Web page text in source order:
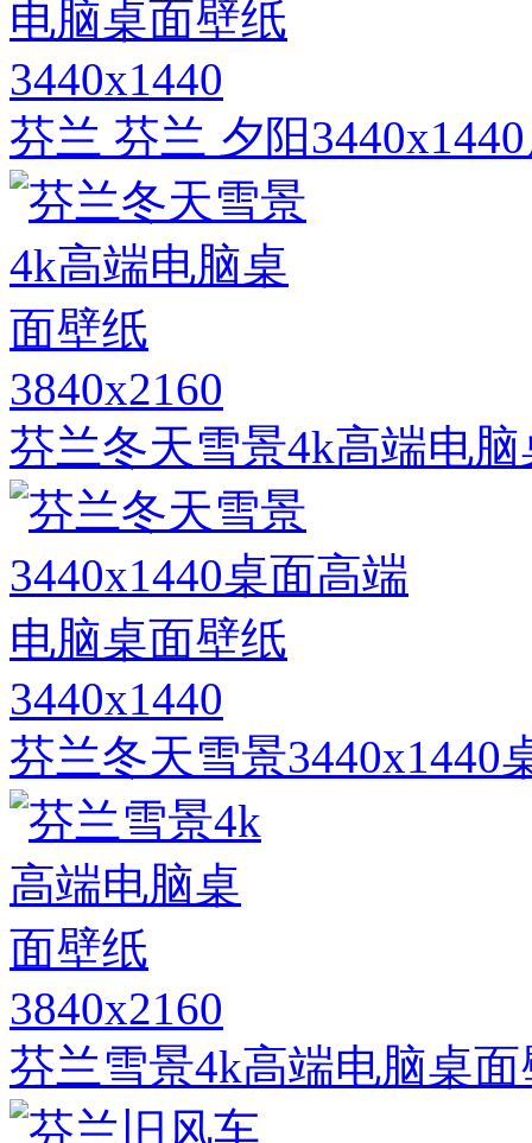
3440x1440
芬兰 芬兰 夕阳
3840x2160
芬兰冬天雪景4k高端电
3440x1440
芬兰冬天雪景3440x1440
3840x2160
芬兰雪景4k高端电脑桌面